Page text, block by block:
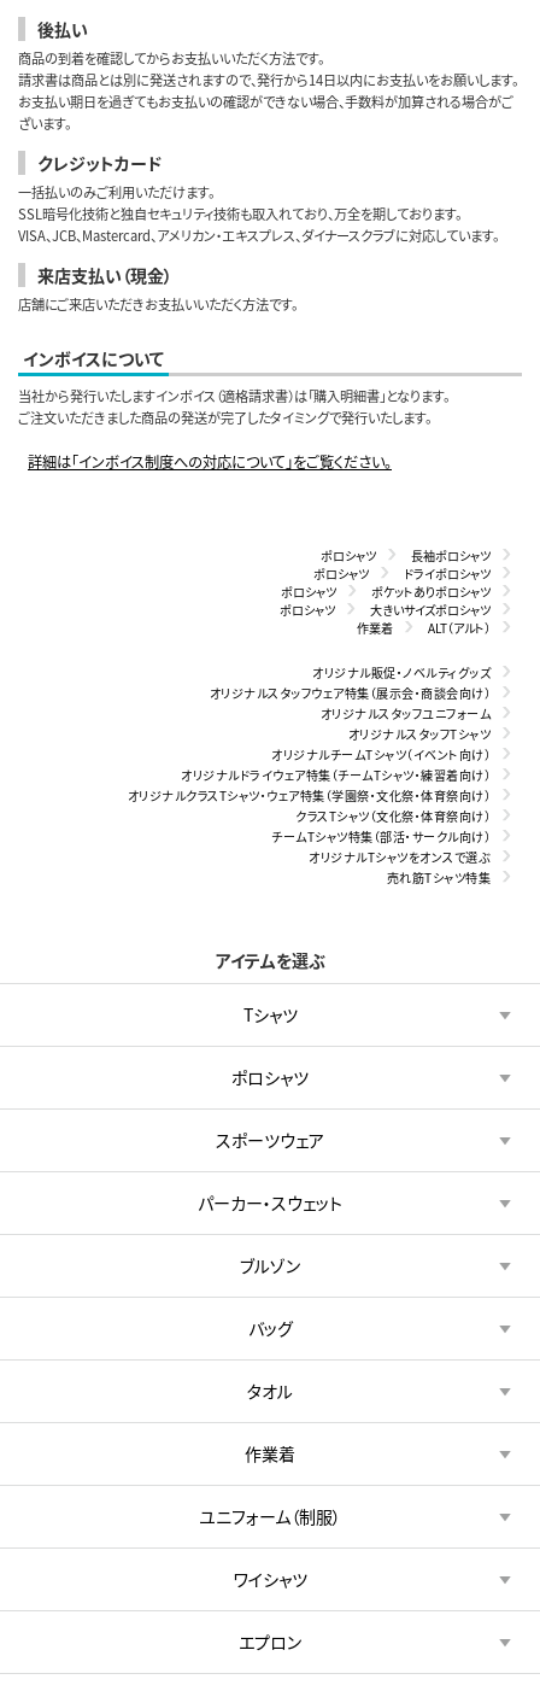
後払い
商品の到着を確認してからお支払いいただく方法です。
請求書は商品とは別に発送されますので、発行から14日以内にお支払いをお願いします。
お支払い期日を過ぎてもお支払いの確認ができない場合、手数料が加算される場合がご
ざいます。
クレジットカード
一括払いのみご利用いただけます。
SSL暗号化技術と独自セキュリティ技術も取入れており、万全を期しております。
VISA、JCB、Mastercard、アメリカン・エキスプレス、ダイナースクラブに対応しています。
来店支払い（現金）
店舗にご来店いただきお支払いいただく方法です。
インボイスについて
当社から発行いたしますインボイス（適格請求書）は「購入明細書」となります。
ご注文いただきました商品の発送が完了したタイミングで発行いたします。
詳細は「インボイス制度への対応について」をご覧ください。
ポロシャツ
長袖ポロシャツ
ポロシャツ
ドライポロシャツ
ポロシャツ
ポケットありポロシャツ
ポロシャツ
大きいサイズポロシャツ
作業着
ALT（アルト）
オリジナル販促・ノベルティグッズ
オリジナルスタッフウェア特集（展示会・商談会向け）
オリジナルスタッフユニフォーム
オリジナルスタッフTシャツ
オリジナルチームTシャツ（イベント向け）
オリジナルドライウェア特集（チームTシャツ・練習着向け）
オリジナルクラスTシャツ・ウェア特集（学園祭・文化祭・体育祭向け）
クラスTシャツ（文化祭・体育祭向け）
チームTシャツ特集（部活・サークル向け）
オリジナルTシャツをオンスで選ぶ
売れ筋Tシャツ特集
アイテムを選ぶ
Tシャツ
ポロシャツ
スポーツウェア
パーカー・スウェット
ブルゾン
バッグ
タオル
作業着
ユニフォーム（制服）
ワイシャツ
エプロン